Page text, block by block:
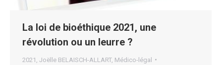
La loi de bioéthique 2021, une
révolution ou un leurre ?
2021 Joëlle BELAISCH-ALLART, Médico-légal